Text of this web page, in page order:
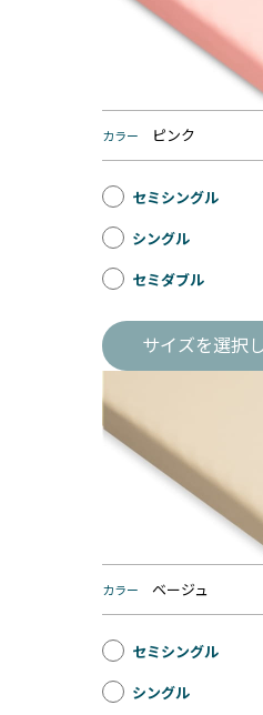
カラー ピンク
セミシングル
シングル
セミダブル
サイズを選択
カラー ベージュ
セミシングル
シングル